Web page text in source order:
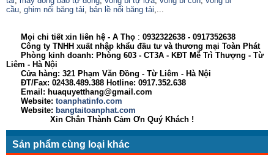
cầu, ghim nối băng tải, bản lề nối băng tải,...
Mọi chi tiết xin liên hệ - A Thọ : 0932322638 - 0917352638
Công ty TNHH xuất nhập khẩu đầu tư và thương mại Toàn Phát
Phòng kinh doanh: Phòng 603 - CT3A - KĐT Mễ Trì Thượng - Từ
Liêm - Hà Nội
Cửa hàng: 321 Phạm Văn Đồng - Từ Liêm - Hà Nội
ĐT/Fax: 02438.489.388 Hotline: 0917.352.638
Email: huaquyetthang@gmail.com
Website: toanphatinfo.com
Website: bangtaitoanphat.com
Xin Chân Thành Cảm Ơn Quý Khách !
Sản phẩm cùng loại khác